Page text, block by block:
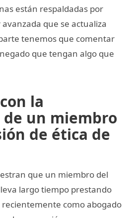
están respaldadas por
que se actualiza
tenemos que comentar
que tengan algo que
la
un miembro
de ética de
que un miembro del
largo tiempo prestando
como abogado